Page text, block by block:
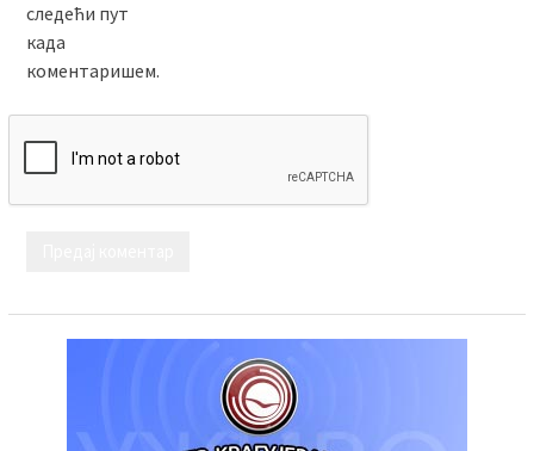
следећи пут
када
коментаришем.